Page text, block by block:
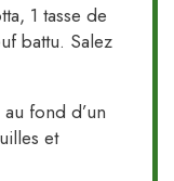
1 tasse de
battu. Salez
fond d’un
et